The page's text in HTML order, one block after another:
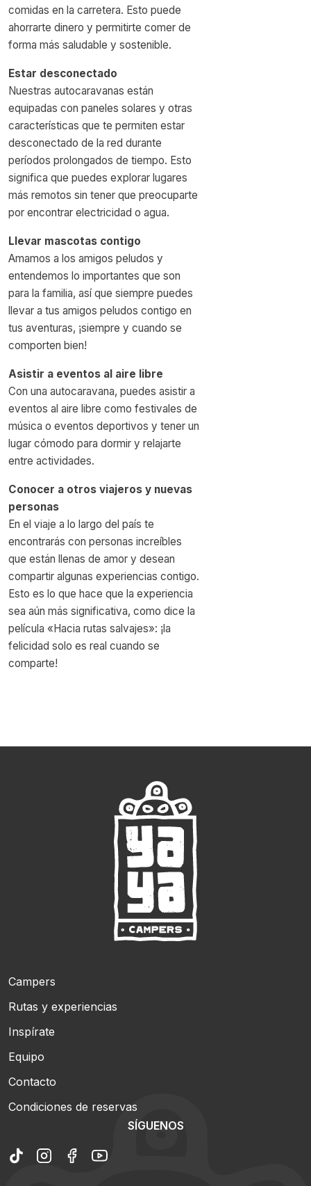
comidas en la carretera. Esto puede
ahorrarte dinero y permitirte comer de
forma más saludable y sostenible.
Estar desconectado
Nuestras autocaravanas están
equipadas con paneles solares y otras
características que te permiten estar
desconectado de la red durante
períodos prolongados de tiempo. Esto
significa que puedes explorar lugares
más remotos sin tener que preocuparte
por encontrar electricidad o agua.
Llevar mascotas contigo
Amamos a los amigos peludos y
entendemos lo importantes que son
para la familia, así que siempre puedes
llevar a tus amigos peludos contigo en
tus aventuras, ¡siempre y cuando se
comporten bien!
Asistir a eventos al aire libre
Con una autocaravana, puedes asistir a
eventos al aire libre como festivales de
música o eventos deportivos y tener un
lugar cómodo para dormir y relajarte
entre actividades.
Conocer a otros viajeros y nuevas
personas
En el viaje a lo largo del país te
encontrarás con personas increíbles
que están llenas de amor y desean
compartir algunas experiencias contigo.
Esto es lo que hace que la experiencia
sea aún más significativa, como dice la
película «Hacia rutas salvajes»: ¡la
felicidad solo es real cuando se
comparte!
Campers
Rutas y experiencias
Inspírate
Equipo
Contacto
Condiciones de reservas
SÍGUENOS